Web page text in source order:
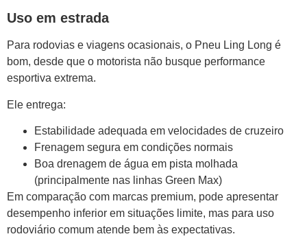
Uso em estrada
Para rodovias e viagens ocasionais, o Pneu Ling Long é
bom, desde que o motorista não busque performance
esportiva extrema.
Ele entrega:
Estabilidade adequada em velocidades de cruzeiro
Frenagem segura em condições normais
Boa drenagem de água em pista molhada
(principalmente nas linhas Green Max)
Em comparação com marcas premium, pode apresentar
desempenho inferior em situações limite, mas para uso
rodoviário comum atende bem às expectativas.